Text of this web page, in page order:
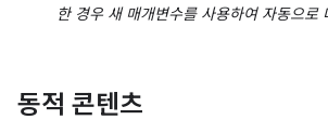
한 경우 새 매개변수를 사용하여 자동으로
동적 콘텐츠